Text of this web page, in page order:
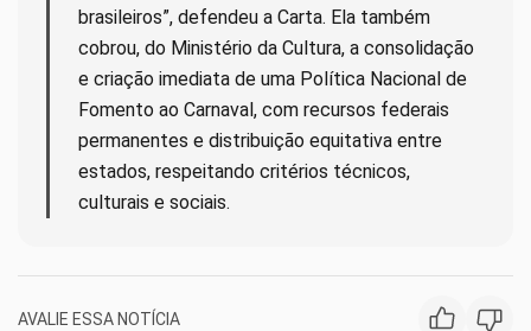
brasileiros”, defendeu a Carta. Ela também
cobrou, do Ministério da Cultura, a consolidação
e criação imediata de uma Política Nacional de
Fomento ao Carnaval, com recursos federais
permanentes e distribuição equitativa entre
estados, respeitando critérios técnicos,
culturais e sociais.
AVALIE ESSA NOTÍCIA